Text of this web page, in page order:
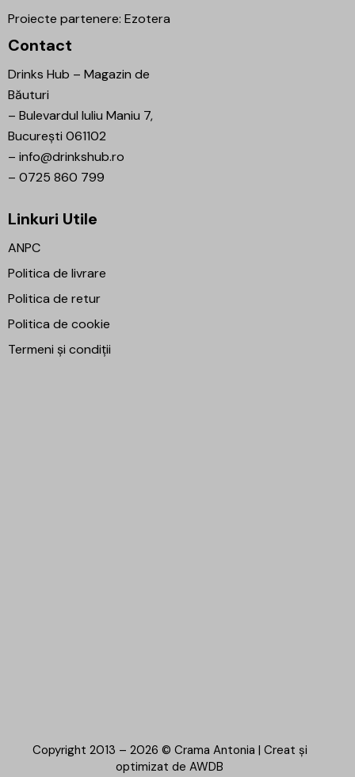
Proiecte partenere: Ezotera
Contact
Drinks Hub – Magazin de
Băuturi
– Bulevardul Iuliu Maniu 7,
București 061102
– info@drinkshub.ro
– 0725 860 799
Linkuri Utile
ANPC
Politica de livrare
Politica de retur
Politica de cookie
Termeni și condiții
Copyright 2013 – 2026 © Crama Antonia | Creat și
optimizat de AWDB